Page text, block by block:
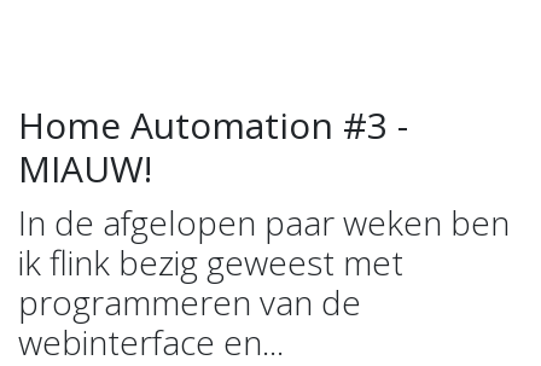
Home Automation #3 -
MIAUW!
In de afgelopen paar weken ben
ik flink bezig geweest met
programmeren van de
webinterface en...